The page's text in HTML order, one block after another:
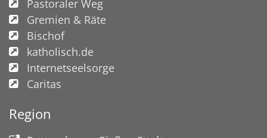
Pastoraler Weg
Gremien & Räte
Bischof
katholisch.de
Internetseelsorge
Caritas
Region